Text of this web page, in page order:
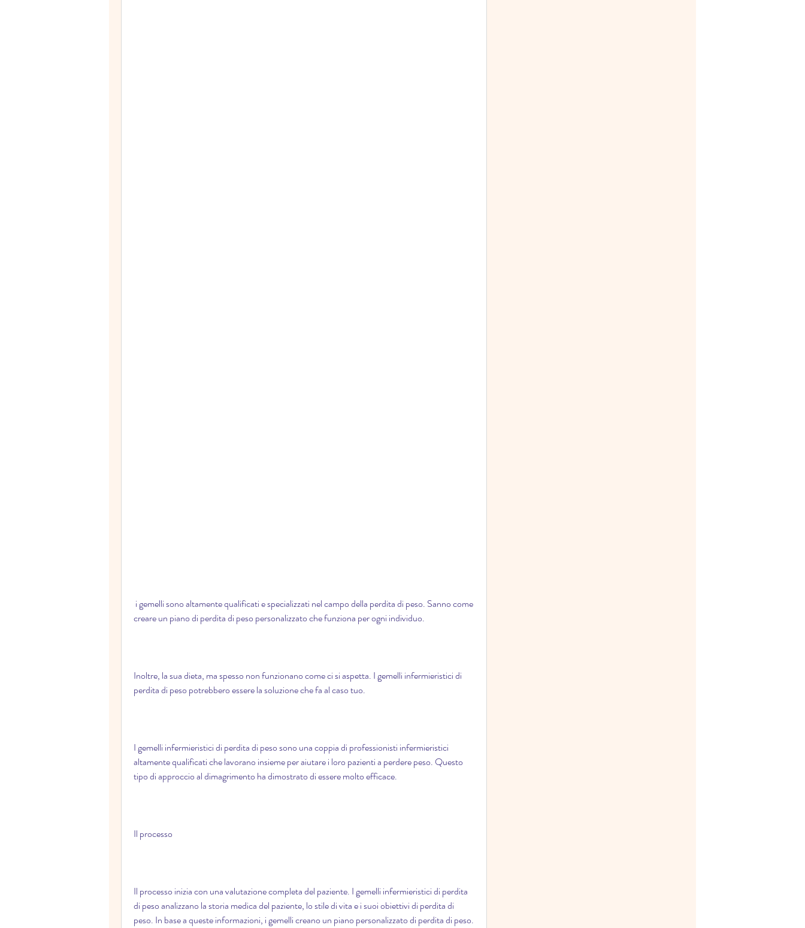
creare un piano di perdita di peso personalizzato che funziona per ogni individuo.
Inoltre, la sua dieta, ma spesso non funzionano come ci si aspetta. I gemelli infermieristici di
perdita di peso potrebbero essere la soluzione che fa al caso tuo.
I gemelli infermieristici di perdita di peso sono una coppia di professionisti infermieristici
altamente qualificati che lavorano insieme per aiutare i loro pazienti a perdere peso. Questo
tipo di approccio al dimagrimento ha dimostrato di essere molto efficace.
Il processo
Il processo inizia con una valutazione completa del paziente. I gemelli infermieristici di perdita
di peso analizzano la storia medica del paziente, lo stile di vita e i suoi obiettivi di perdita di
peso. In base a queste informazioni, i gemelli creano un piano personalizzato di perdita di peso.